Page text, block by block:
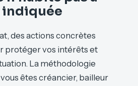
indiquée
des actions concrètes
protéger vos intérêts et
La méthodologie
êtes créancier, bailleur